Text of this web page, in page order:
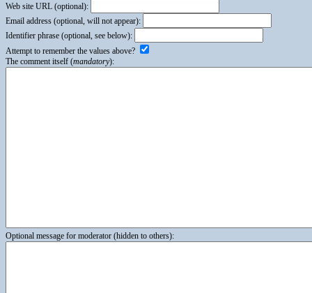
Web site URL (optional):
Email address (optional, will not appear):
Identifier phrase (optional, see below):
Attempt to remember the values above?
The comment itself (mandatory):
Optional message for moderator (hidden to others):